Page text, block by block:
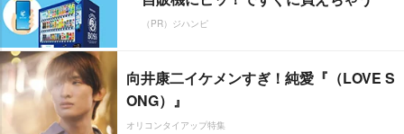
（PR）ジハンピ
向井康二イケメンすぎ！純愛『（LOVE S
ONG）』
オリコンタイアップ特集